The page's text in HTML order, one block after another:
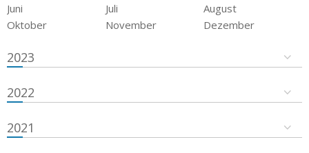
Juni
Juli
August
Oktober
November Dezember
2023
2022
2021